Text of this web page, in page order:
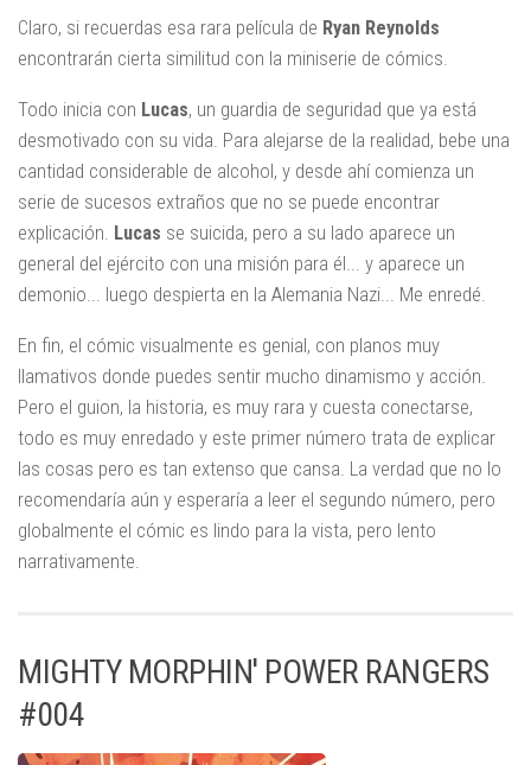
Claro, si recuerdas esa rara película de Ryan Reynolds
encontrarán cierta similitud con la miniserie de cómics.
Todo inicia con Lucas, un guardia de seguridad que ya está
desmotivado con su vida. Para alejarse de la realidad, bebe una
cantidad considerable de alcohol, y desde ahí comienza un
serie de sucesos extraños que no se puede encontrar
explicación. Lucas se suicida, pero a su lado aparece un
general del ejército con una misión para él... y aparece un
demonio... luego despierta en la Alemania Nazi... Me enredé.
En fin, el cómic visualmente es genial, con planos muy
llamativos donde puedes sentir mucho dinamismo y acción.
Pero el guion, la historia, es muy rara y cuesta conectarse,
todo es muy enredado y este primer número trata de explicar
las cosas pero es tan extenso que cansa. La verdad que no lo
recomendaría aún y esperaría a leer el segundo número, pero
globalmente el cómic es lindo para la vista, pero lento
narrativamente.
MIGHTY MORPHIN' POWER RANGERS
#004